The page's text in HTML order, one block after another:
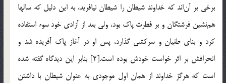
برخي بر آن‎اند كه خداوند شيطان را شيطان نيافريد، به اين دليل كه سالها
هم‎نشين فرشتگان و بر فطرت پاك بود، ولي بعد از آزادي خود سوء استفاده
كرد و بناي طغيان و سركشي گذارد، پس او در آغاز پاك آفريده شد و
انحرافش بر اثر خواست خودش بوده است.[2] بنابر اين ديدگاه گفته شده
است كه هرگز خداوند از همان اول موجودي به عنوان شيطان با داشتن